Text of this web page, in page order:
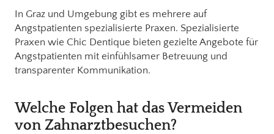
In Graz und Umgebung gibt es mehrere auf
Angstpatienten spezialisierte Praxen. Spezialisierte
Praxen wie Chic Dentique bieten gezielte Angebote für
Angstpatienten mit einfühlsamer Betreuung und
transparenter Kommunikation.
Welche Folgen hat das Vermeiden
von Zahnarztbesuchen?